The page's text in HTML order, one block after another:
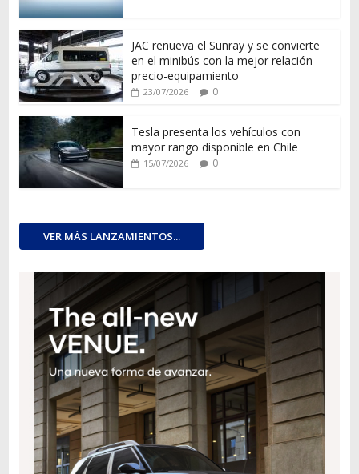
JAC renueva el Sunray y se convierte
en el minibús con la mejor relación
precio-equipamiento
23/07/2026 0
Tesla presenta los vehículos con
mayor rango disponible en Chile
15/07/2026 0
VER MÁS LANZAMIENTOS...